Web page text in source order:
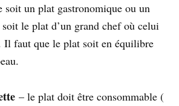
soit un plat gastronomique ou un
le plat d’un grand chef où celui
Il faut que le plat soit en équilibre
– le plat doit être consommable (